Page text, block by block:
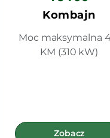
Kombajn
Moc maksymalna
KM (310 kW)
Zobacz